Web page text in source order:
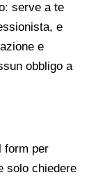
serve a te
e
e
obbligo a
form per
solo chiedere